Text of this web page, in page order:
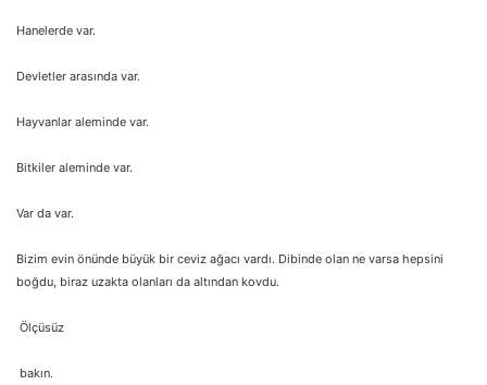
Hanelerde var.
Devletler arasında var.
Hayvanlar aleminde var.
Bitkiler aleminde var.
Var da var.
Bizim evin önünde büyük bir ceviz ağacı vardı. Dibinde olan ne varsa hepsini
boğdu, biraz uzakta olanları da altından kovdu.
Ölçüsüz
bakın.